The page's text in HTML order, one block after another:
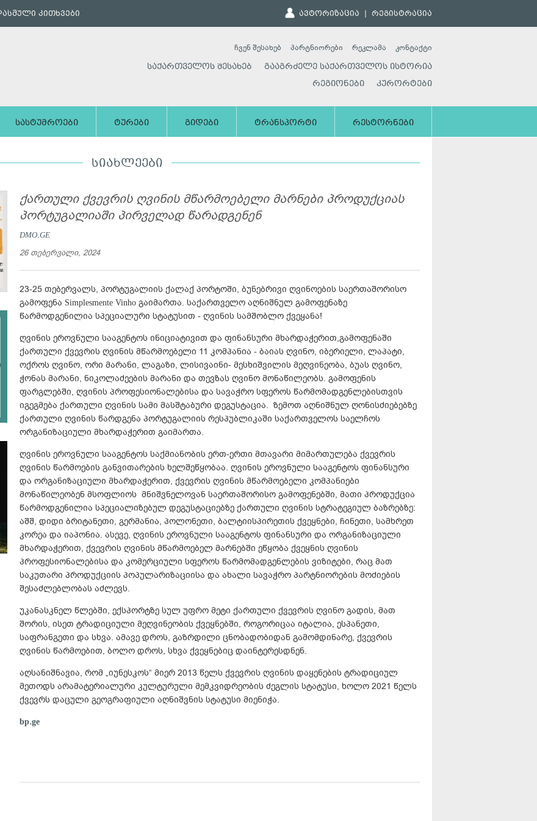
კითხვები ავტორიზაცია | რეგისტრაცია
ჩვენ შესახებ პარტნიორები რეკლამა კონტაქტი
საქართველოს შესახებ
გააგრძელე საქართველოს ისტორია
რეგიონები
კურორტები
სასტუმროები ტურები გიდები ტრანსპორტი რესტორნები
ᲡᲘᲐᲮᲚᲔᲔᲑᲘ
ქართული ქვევრის ღვინის მწარმოებელი მარნები პროდუქციას
პორტუგალიაში პირველად წარადგენენ
DMO.GE
26 თებერვალი, 2024
23-25 თებერვალს, პორტუგალიის ქალაქ პორტოში, ბუნებრივი ღვინოების საერთაშორისო
გამოფენა Simplesmente Vinho გაიმართა. საქართველო აღნიშნულ გამოფენაზე
წარმოდგენილია სპეციალური სტატუსით - ღვინის სამშობლო ქვეყანა!
ღვინის ეროვნული სააგენტოს ინიციატივით და ფინანსური მხარდაჭერით,გამოფენაში
ქართული ქვევრის ღვინის მწარმოებელი 11 კომპანია - ბაიას ღვინო, იბერიელი, ლაპატი,
ოქროს ღვინო, ორი მარანი, ლაგაზი, ლისივაინი- მესხიშვილის მეღვინეობა, ბუას ღვინო,
ჭონას მარანი, ნიკოლაძეების მარანი და თევზას ღვინო მონაწილეობს. გამოფენის
ფარგლებში, ღვინის პროფესიონალებისა და სავაჭრო სფეროს წარმომადგენლებისთვის
იგეგმება ქართული ღვინის სამი მასშტაბური დეგუსტაცია. ზემოთ აღნიშნულ ღონისძიებებზე
ქართული ღვინის წარდგენა პორტუგალიის რესპუბლიკაში საქართველოს საელჩოს
ორგანიზაციული მხარდაჭერით გაიმართა.
ღვინის ეროვნული სააგენტოს საქმიანობის ერთ-ერთი მთავარი მიმართულება ქვევრის
ღვინის წარმოების განვითარების ხელშეწყობაა. ღვინის ეროვნული სააგენტოს ფინანსური
და ორგანიზაციული მხარდაჭერით, ქვევრის ღვინის მწარმოებელი კომპანიები
მონაწილეობენ მსოფლიოს მნიშვნელოვან საერთაშორისო გამოფენებში, მათი პროდუქცია
წარმოდგენილია სპეციალიზებულ დეგუსტაციებზე ქართული ღვინის სტრატეგიულ ბაზრებზე:
აშშ, დიდი ბრიტანეთი, გერმანია, პოლონეთი, ბალტიისპირეთის ქვეყნები, ჩინეთი, სამხრეთ
კორეა და იაპონია. ასევე, ღვინის ეროვნული სააგენტოს ფინანსური და ორგანიზაციული
მხარდაჭერით, ქვევრის ღვინის მწარმოებელ მარნებში ეწყობა ქვეყნის ღვინის
პროფესიონალებისა და კომერციული სფეროს წარმომადგენლების ვიზიტები, რაც მათ
საკუთარი პროდუქციის პოპულარიზაციისა და ახალი სავაჭრო პარტნიორების მოძიების
შესაძლებლობას აძლევს.
უკანასკნელ წლებში, ექსპორტზე სულ უფრო მეტი ქართული ქვევრის ღვინო გადის, მათ
შორის, ისეთ ტრადიციული მეღვინეობის ქვეყნებში, როგორიცაა იტალია, ესპანეთი,
საფრანგეთი და სხვა. ამავე დროს, გაზრდილი ცნობადობიდან გამომდინარე, ქვევრის
ღვინის წარმოებით, ბოლო დროს, სხვა ქვეყნებიც დაინტერესდნენ.
აღსანიშნავია, რომ „იუნესკოს“ მიერ 2013 წელს ქვევრის ღვინის დაყენების ტრადიციულ
მეთოდს არამატერიალური კულტურული მემკვიდრეობის ძეგლის სტატუსი, ხოლო 2021 წელს
ქვევრს დაცული გეოგრაფიული აღნიშვნის სტატუსი მიენიჭა.
bp.ge